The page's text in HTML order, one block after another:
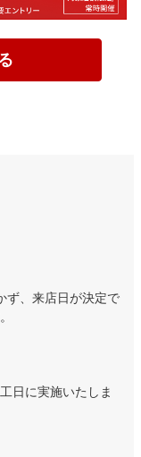
ず、来店日が決定で
日に実施いたしま